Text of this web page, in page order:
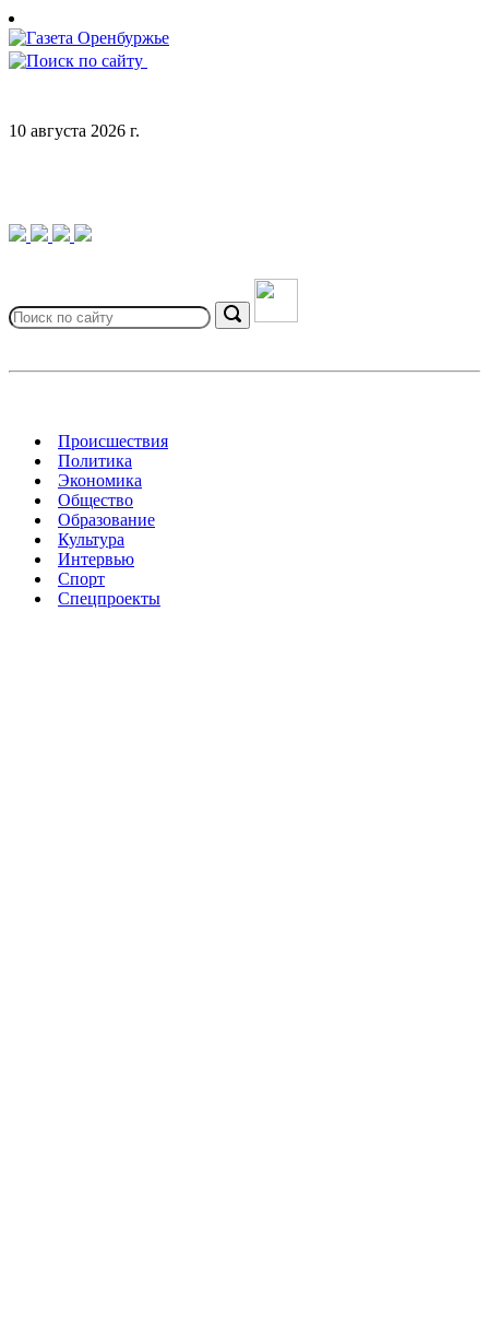
Skip
to
content
10 августа 2026 г.
for:
Search
Происшествия
Политика
Экономика
Общество
Образование
Культура
Интервью
Спорт
Спецпроекты